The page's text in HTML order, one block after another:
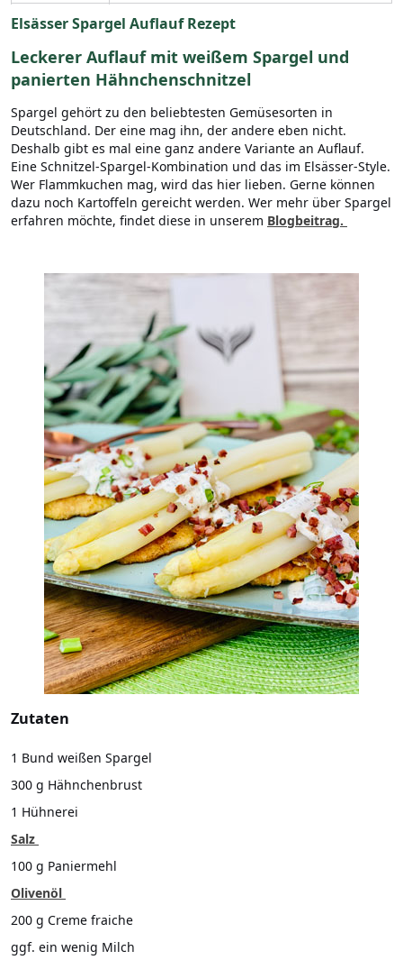
Elsässer Spargel Auflauf Rezept
Leckerer Auflauf mit weißem Spargel und
panierten Hähnchenschnitzel
Spargel gehört zu den beliebtesten Gemüsesorten in
Deutschland. Der eine mag ihn, der andere eben nicht.
Deshalb gibt es mal eine ganz andere Variante an Auflauf.
Eine Schnitzel-Spargel-Kombination und das im Elsässer-Style.
Wer Flammkuchen mag, wird das hier lieben. Gerne können
dazu noch Kartoffeln gereicht werden. Wer mehr über Spargel
erfahren möchte, findet diese in unserem Blogbeitrag.
Zutaten
1 Bund weißen Spargel
300 g Hähnchenbrust
1 Hühnerei
Salz
100 g Paniermehl
Olivenöl
200 g Creme fraiche
ggf. ein wenig Milch